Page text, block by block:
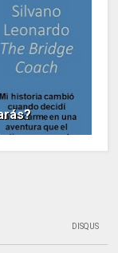
DISQUS